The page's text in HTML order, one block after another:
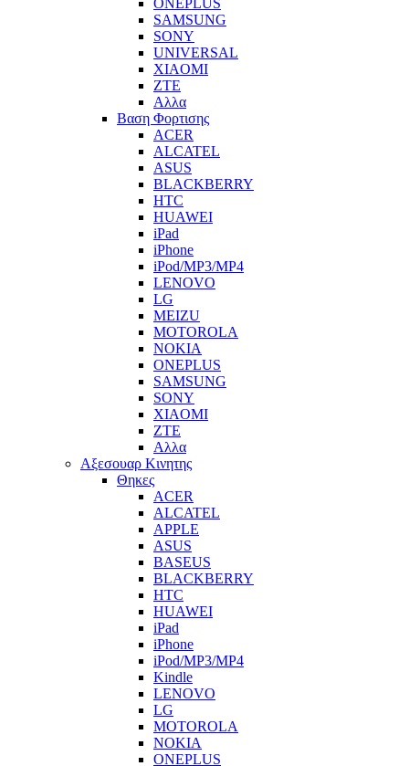
ONEPLUS
SAMSUNG
SONY
UNIVERSAL
XIAOMI
ZTE
Αλλα
Βαση Φορτισης
ACER
ALCATEL
ASUS
BLACKBERRY
HTC
HUAWEI
iPad
iPhone
iPod/MP3/MP4
LENOVO
LG
MEIZU
MOTOROLA
NOKIA
ONEPLUS
SAMSUNG
SONY
XIAOMI
ZTE
Αλλα
Αξεσουαρ Κινητης
Θηκες
ACER
ALCATEL
APPLE
ASUS
BASEUS
BLACKBERRY
HTC
HUAWEI
iPad
iPhone
iPod/MP3/MP4
Kindle
LENOVO
LG
MOTOROLA
NOKIA
ONEPLUS